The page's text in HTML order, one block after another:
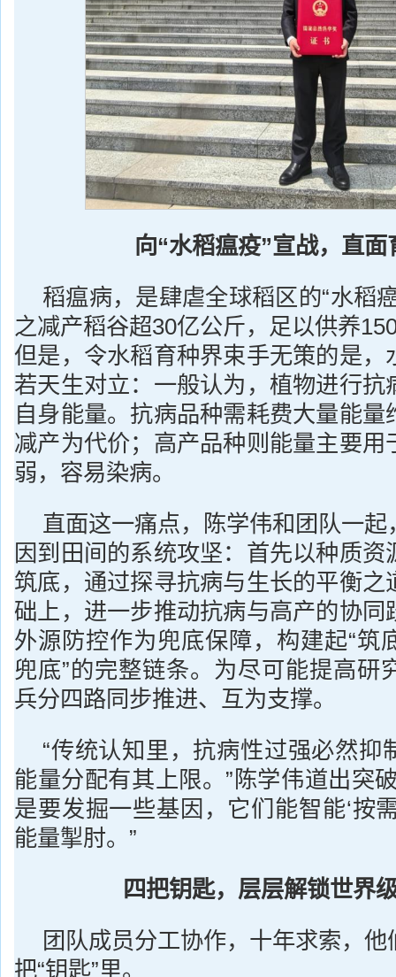
向“水稻瘟疫”宣战，直面
稻瘟病，是肆虐全球稻区的“水稻
之减产稻谷超30亿公斤，足以供养
但是，令水稻育种界束手无策的是，
若天生对立：一般认为，植物进行抗
自身能量。抗病品种需耗费大量能量
减产为代价；高产品种则能量主要用
弱，容易染病。
直面这一痛点，陈学伟和团队一
因到田间的系统攻坚：首先以种质资
筑底，通过探寻抗病与生长的平衡之
础上，进一步推动抗病与高产的协同
外源防控作为兜底保障，构建起“
兜底”的完整链条。为尽可能提高研
兵分四路同步推进、互为支撑。
“传统认知里，抗病性过强必然抑
能量分配有其上限。”陈学伟道出突
是要发掘一些基因，它们能智能‘按
能量掣肘。”
四把钥匙，层层解锁世界
团队成员分工协作，十年求索，
把“钥匙”里。